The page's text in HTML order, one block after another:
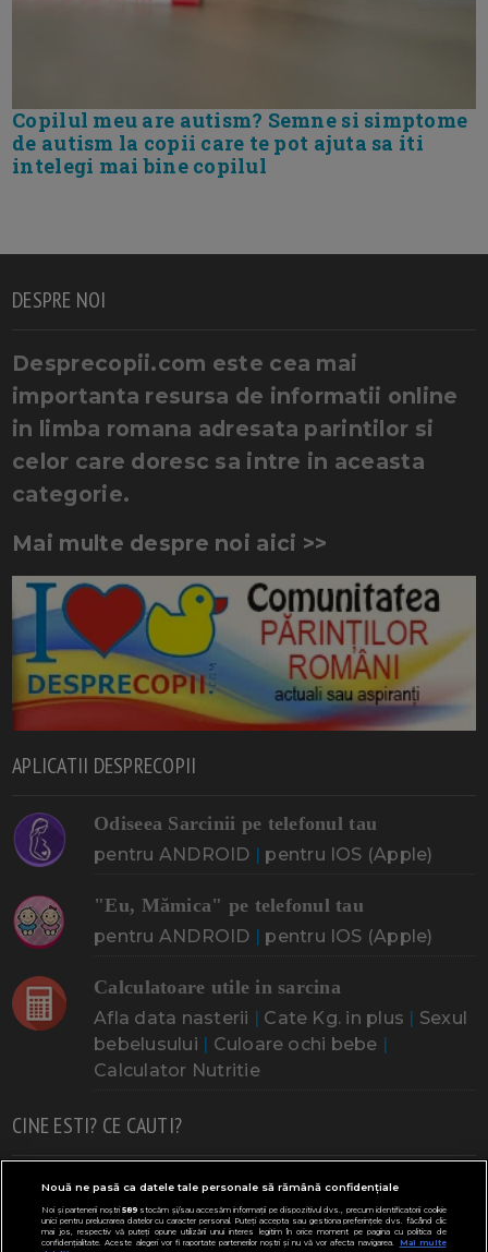
Copilul meu are autism? Semne si simptome
de autism la copii care te pot ajuta sa iti
intelegi mai bine copilul
DESPRE NOI
Desprecopii.com este cea mai
importanta resursa de informatii online
in limba romana adresata parintilor si
celor care doresc sa intre in aceasta
categorie.
Mai multe despre noi aici >>
APLICATII DESPRECOPII
Odiseea Sarcinii pe telefonul tau
pentru ANDROID | pentru IOS (Apple)
"Eu, Mămica" pe telefonul tau
pentru ANDROID | pentru IOS (Apple)
Calculatoare utile in sarcina
Afla data nasterii | Cate Kg. in plus | Sexul
bebelusului | Culoare ochi bebe |
Calculator Nutritie
CINE ESTI? CE CAUTI?
Doresc un copil Adoptia Probleme cu sarcina
Urmeaza sa nasc Probleme alaptare Bebe plange
Nouă ne pasă ca datele tale personale să rămână confidențiale
Noi și partenerii noștri589stocăm și/sau accesăm informații pe dispozitivul dvs., precum identificatorii cookie
unici pentru prelucrarea datelor cu caracter personal. Puteți accepta sau gestiona preferințele dvs. făcând clic
mai jos, respectiv vă puteți opune utilizării unui interes legitim în orice moment pe pagina cu politica de
confidențialitate. Aceste alegeri vor fi raportate partenerilor noștri și nu vă vor afecta navigarea.
Mai multe